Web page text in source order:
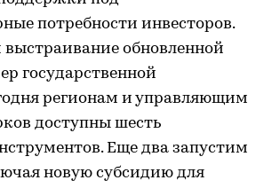
потребности инвесторов.
обновленной
государственной
регионам и управляющим
доступны шесть
Еще два запустим
новую субсидию для